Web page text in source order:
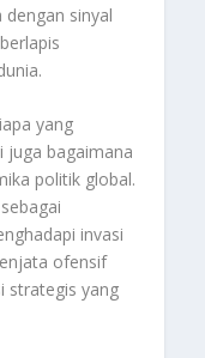
sinyal
yang
juga bagaimana
politik global.
invasi
ofensif
strategis yang